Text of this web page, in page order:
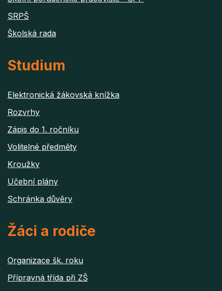
SRPŠ
Školská rada
Studium
Elektronická žákovská knížka
Rozvrhy
Zápis do 1. ročníku
Volitelné předměty
Kroužky
Učební plány
Schránka důvěry
Žáci a rodiče
Organizace šk. roku
Přípravná třída při ZŠ